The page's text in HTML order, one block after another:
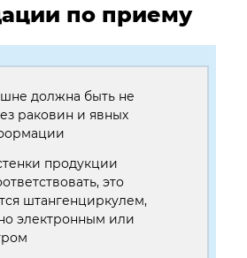
по приему
должна быть не
раковин и явных
продукции
это
штангенциркулем,
электронным или